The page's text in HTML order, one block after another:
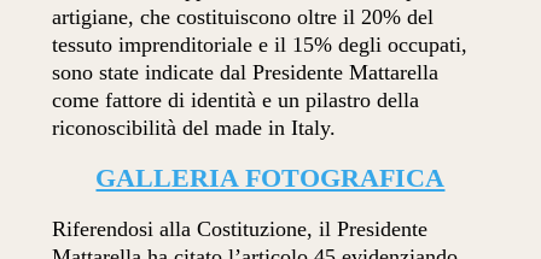
artigiane, che costituiscono oltre il 20% del
tessuto imprenditoriale e il 15% degli occupati,
sono state indicate dal Presidente Mattarella
come fattore di identità e un pilastro della
riconoscibilità del made in Italy.
GALLERIA FOTOGRAFICA
Riferendosi alla Costituzione, il Presidente